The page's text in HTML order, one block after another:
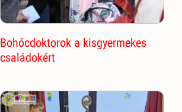
Bohócdoktorok a kisgyermekes
családokért